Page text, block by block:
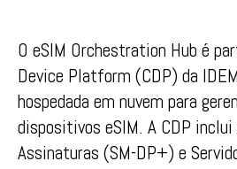
O eSIM Orchestration Hub é
Device Platform (CDP) da
hospedada em nuvem para
dispositivos eSIM. A CDP inclui
Assinaturas (SM-DP+) e